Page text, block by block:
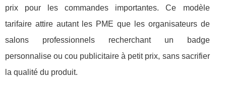
prix pour les commandes importantes. Ce modèle
tarifaire attire autant les PME que les organisateurs de
salons professionnels recherchant un badge
personnalise ou cou publicitaire à petit prix, sans sacrifier
la qualité du produit.